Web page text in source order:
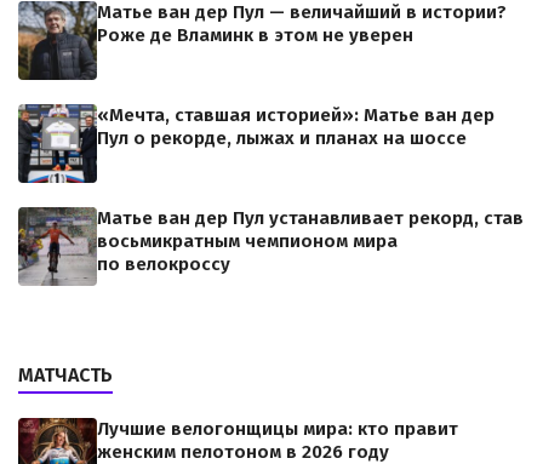
Матье ван дер Пул — величайший в истории?
Роже де Вламинк в этом не уверен
«Мечта, ставшая историей»: Матье ван дер
Пул о рекорде, лыжах и планах на шоссе
Матье ван дер Пул устанавливает рекорд, став
восьмикратным чемпионом мира
по велокроссу
МАТЧАСТЬ
Лучшие велогонщицы мира: кто правит
женским пелотоном в 2026 году